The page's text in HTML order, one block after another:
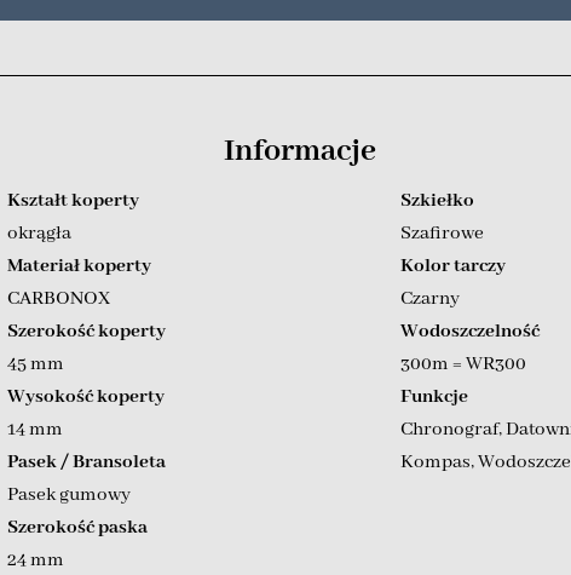
Informacje
Kształt koperty
okrągła
Materiał koperty
CARBONOX
Szerokość koperty
45 mm
Wysokość koperty
14 mm
Pasek / Bransoleta
Pasek gumowy
Szerokość paska
24 mm
Szkiełko
Szafirowe
Kolor tarczy
Czarny
Wodoszczelność
300m = WR300
Funkcje
Chronograf,
Kompas,